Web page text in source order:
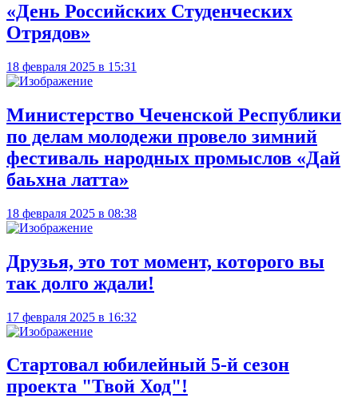
«День Российских Студенческих
Отрядов»
18 февраля 2025 в 15:31
Министерство Чеченской Республики
по делам молодежи провело зимний
фестиваль народных промыслов «Дай
баьхна латта»
18 февраля 2025 в 08:38
Друзья, это тот момент, которого вы
так долго ждали!
17 февраля 2025 в 16:32
Стартовал юбилейный 5-й сезон
проекта "Твой Ход"!